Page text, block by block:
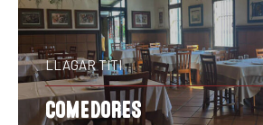
LLAGAR TITI
COMEDORES